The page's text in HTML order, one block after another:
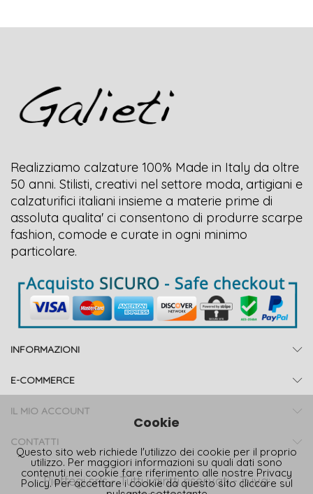
Cookie
Questo sito web richiede l'utilizzo dei cookie per il proprio
utilizzo. Per maggiori informazioni su quali dati sono
contenuti nei cookie fare riferimento alle nostre Privacy
Policy. Per accettare i cookie da questo sito cliccare sul
Realizziamo calzature 100% Made in Italy da oltre
50 anni. Stilisti, creativi nel settore moda, artigiani e
calzaturifici italiani insieme a materie prime di
assoluta qualita' ci consentono di produrre scarpe
fashion, comode e curate in ogni minimo
particolare.
INFORMAZIONI
E-COMMERCE
IL MIO ACCOUNT
CONTATTI
Pieffegi srls - Tutti i diritti riservati - p.iva: